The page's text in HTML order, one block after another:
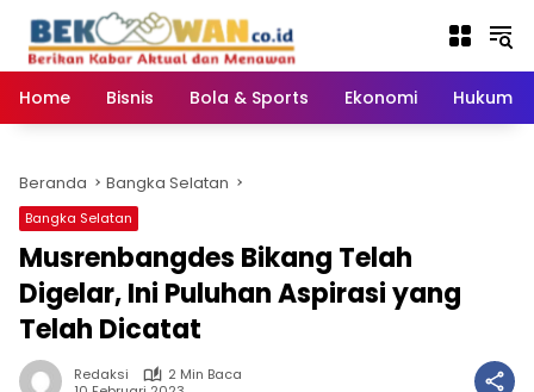
konten
Home
Bisnis Bola & Sports Ekonomi Hukum
Beranda Bangka Selatan
Bangka Selatan
Musrenbangdes Bikang Telah
Digelar, Ini Puluhan Aspirasi yang
Telah Dicatat
Redaksi
2 Min Baca